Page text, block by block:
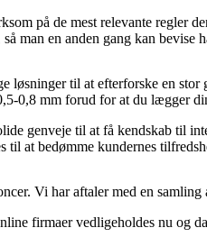
på de mest relevante regler
man en anden gang kan
til at efterforske en stor
0,8 mm forud for at du lægger
genveje til at få kendskab til
til at bedømme kundernes
Vi har aftaler med en
firmaer vedligeholdes nu og